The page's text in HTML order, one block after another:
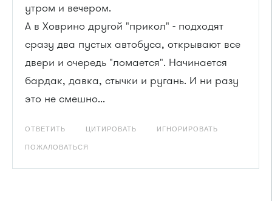
утром и вечером.
А в Ховрино другой "прикол" - подходят
сразу два пустых автобуса, открывают все
двери и очередь "ломается". Начинается
бардак, давка, стычки и ругань. И ни разу
это не смешно...
ОТВЕТИТЬ ЦИТИРОВАТЬ ИГНОРИРОВАТЬ
ПОЖАЛОВАТЬСЯ